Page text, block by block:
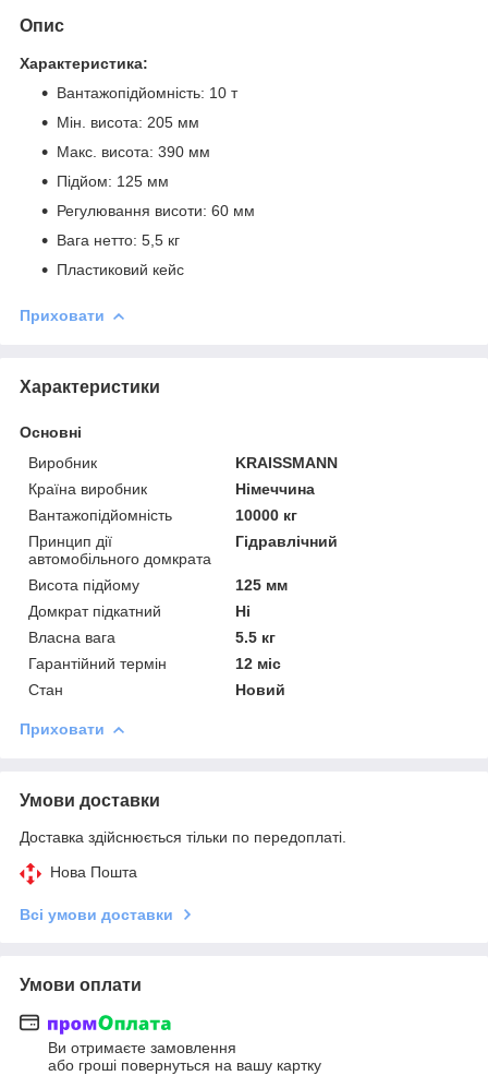
Опис
Характеристика:
Вантажопідйомність: 10 т
Мін. висота: 205 мм
Макс. висота: 390 мм
Підйом: 125 мм
Регулювання висоти: 60 мм
Вага нетто: 5,5 кг
Пластиковий кейс
Приховати
Характеристики
Основні
Виробник
KRAISSMANN
Країна виробник
Німеччина
Вантажопідйомність
10000 кг
Принцип дії
автомобільного домкрата
Гідравлічний
Висота підйому
125 мм
Домкрат підкатний
Ні
Власна вага
5.5 кг
Гарантійний термін
12 міс
Стан
Новий
Приховати
Умови доставки
Доставка здійснюється тільки по передоплаті.
Нова Пошта
Всі умови доставки
Умови оплати
Ви отримаєте замовлення
або гроші повернуться на вашу картку